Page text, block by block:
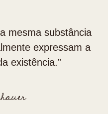
mesma substância
expressam a
existência.”